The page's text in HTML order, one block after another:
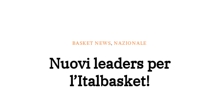
BASKET NEWS, NAZIONALE
Nuovi leaders per
l’Italbasket!